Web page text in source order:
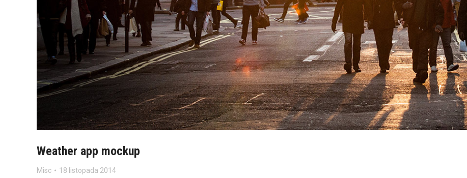
Weather app mockup
Misc 18 listopada 2014